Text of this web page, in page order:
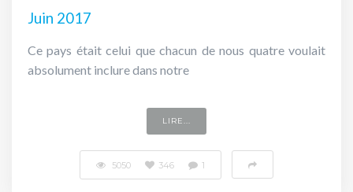
Juin 2017
Ce pays était celui que chacun de nous quatre voulait
absolument inclure dans notre
LIRE...
5050 346 1